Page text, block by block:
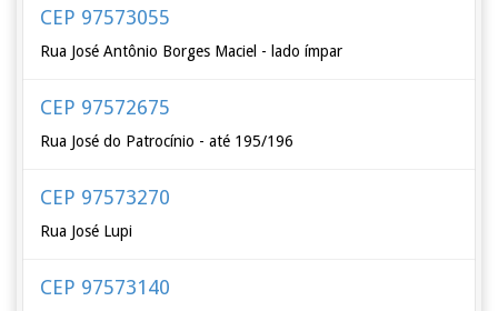
CEP 97573055
Rua José Antônio Borges Maciel - lado ímpar
CEP 97572675
Rua José do Patrocínio - até 195/196
CEP 97573270
Rua José Lupi
CEP 97573140